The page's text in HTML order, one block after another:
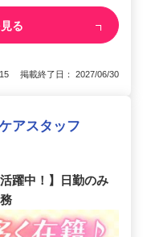
る
掲載終了日： 2027/06/30
アスタッフ
躍中！】日勤のみ